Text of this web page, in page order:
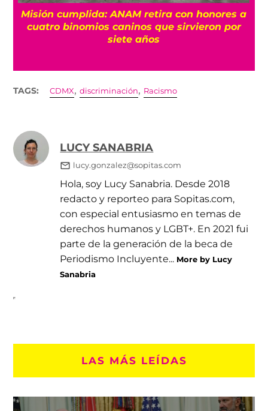
Misión cumplida: ANAM retira con honores a
cuatro binomios caninos que sirvieron por
siete años
TAGS: CDMX,discriminación, Racismo
LUCY SANABRIA
lucy.gonzalez@sopitas.com
Hola, soy Lucy Sanabria. Desde 2018
redacto y reporteo para Sopitas.com,
con especial entusiasmo en temas de
derechos humanos y LGBT+. En 2021 fui
parte de la generación de la beca de
Periodismo Incluyente... More by Lucy
Sanabria
LAS MÁS LEÍDAS